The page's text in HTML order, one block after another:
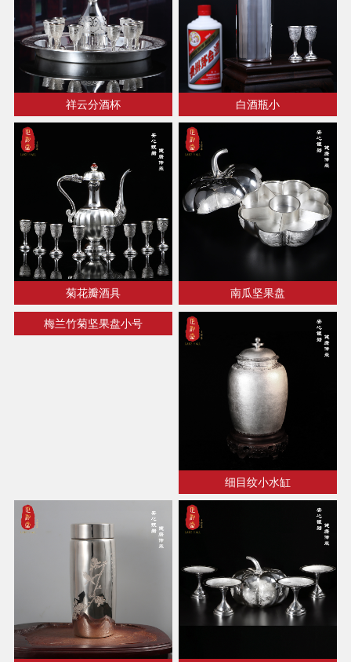
祥云分酒杯 白酒瓶小
菊花瓣酒具 南瓜坚果盘
梅兰竹菊坚果盘小号
细目纹小水缸